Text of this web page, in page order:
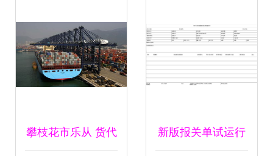
攀枝花市乐从 货代 新版报关单试运行